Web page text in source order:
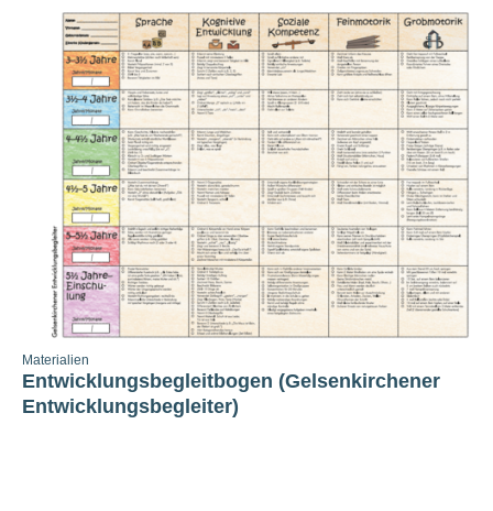
Materialien
Entwicklungsbegleitbogen (Gelsenkirchener
Entwicklungsbegleiter)